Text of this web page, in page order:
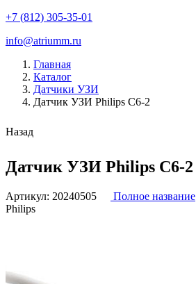
+7 (812) 305-35-01
info@atriumm.ru
Главная
Каталог
Датчики УЗИ
Датчик УЗИ Philips C6-2
Назад
Датчик УЗИ Philips C6-2
Артикул: 20240505
Полное название
Philips